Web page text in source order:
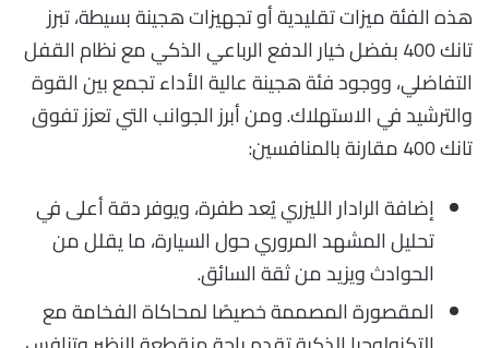
هذه الفئة ميزات تقليدية أو تجهيزات هجينة بسيطة، تبرز
تانك 400 بفضل خيار الدفع الرباعي الذكي مع نظام القفل
التفاضلي، ووجود فئة هجينة عالية الأداء تجمع بين القوة
والترشيد في الاستهلاك. ومن أبرز الجوانب التي تعزز تفوق
تانك 400 مقارنة بالمنافسين:
إضافة الرادار الليزري يُعد طفرة، ويوفر دقة أعلى في
تحليل المشهد المروري حول السيارة، ما يقلل من
الحوادث ويزيد من ثقة السائق.
المقصورة المصممة خصيصًا لمحاكاة الفخامة مع